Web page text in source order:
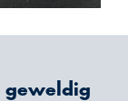
geweldig